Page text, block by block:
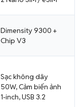
Dimensity 9300 +
Chip V3
Sạc không dây
50W, Cảm biến ảnh
1-inch, USB 3.2